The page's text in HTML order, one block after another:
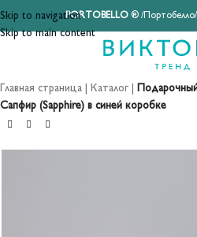
Skip to navigation
Skip to main content
PORTOBELLO® /
Главная страница Каталог
Сапфир (Sapphire) в синей коробке